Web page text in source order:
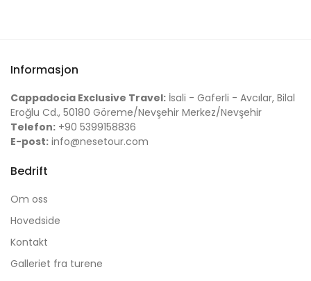
Informasjon
Cappadocia Exclusive Travel: İsali - Gaferli - Avcılar, Bilal
Eroğlu Cd., 50180 Göreme/Nevşehir Merkez/Nevşehir
Telefon: +90 5399158836
E-post: info@nesetour.com
Bedrift
Om oss
Hovedside
Kontakt
Galleriet fra turene